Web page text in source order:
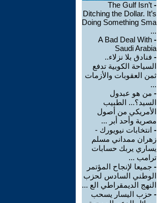
-
The Gulf Isn’t
Ditching the Dollar. It’s
Doing Something Sma
...
-
A Bad Deal With
Saudi Arabia
- فنادق بلا نزلاء..
السياحة الكوبية تدفع
ثمن العقوبات والأزمات
...
- من هو عبدول
السيد؟... الطبيب
الأمريكي من أصول
مصرية وأحد أبر ...
- انتخابات نيويورك -
زهران ممداني مسلم
يساري يربك حسابات
ترامب ...
- جميعا لإنجاح المؤتمر
الوطني السادس لحزب
النهج الديمقراطي الع ...
- حزب اليسار يسحب